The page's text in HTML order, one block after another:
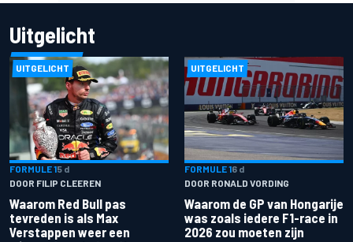
Uitgelicht
UITGELICHT
FORMULE 15 d
DOOR FILIP CLEEREN
Waarom Red Bull pas
tevreden is als Max
Verstappen weer een
UITGELICHT
FORMULE 16 d
DOOR RONALD VORDING
Waarom de GP van Hongarije
was zoals iedere F1-race in
2026 zou moeten zijn